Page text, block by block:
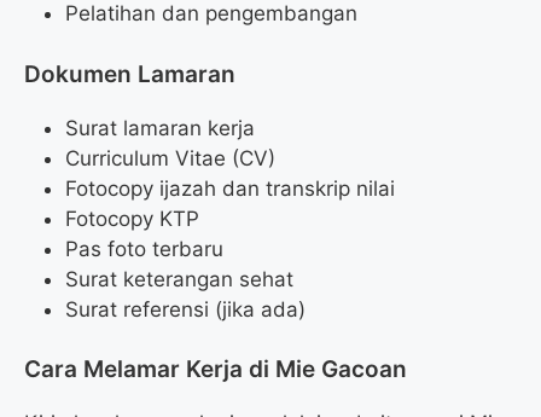
Pelatihan dan pengembangan
Dokumen Lamaran
Surat lamaran kerja
Curriculum Vitae (CV)
Fotocopy ijazah dan transkrip nilai
Fotocopy KTP
Pas foto terbaru
Surat keterangan sehat
Surat referensi (jika ada)
Cara Melamar Kerja di Mie Gacoan